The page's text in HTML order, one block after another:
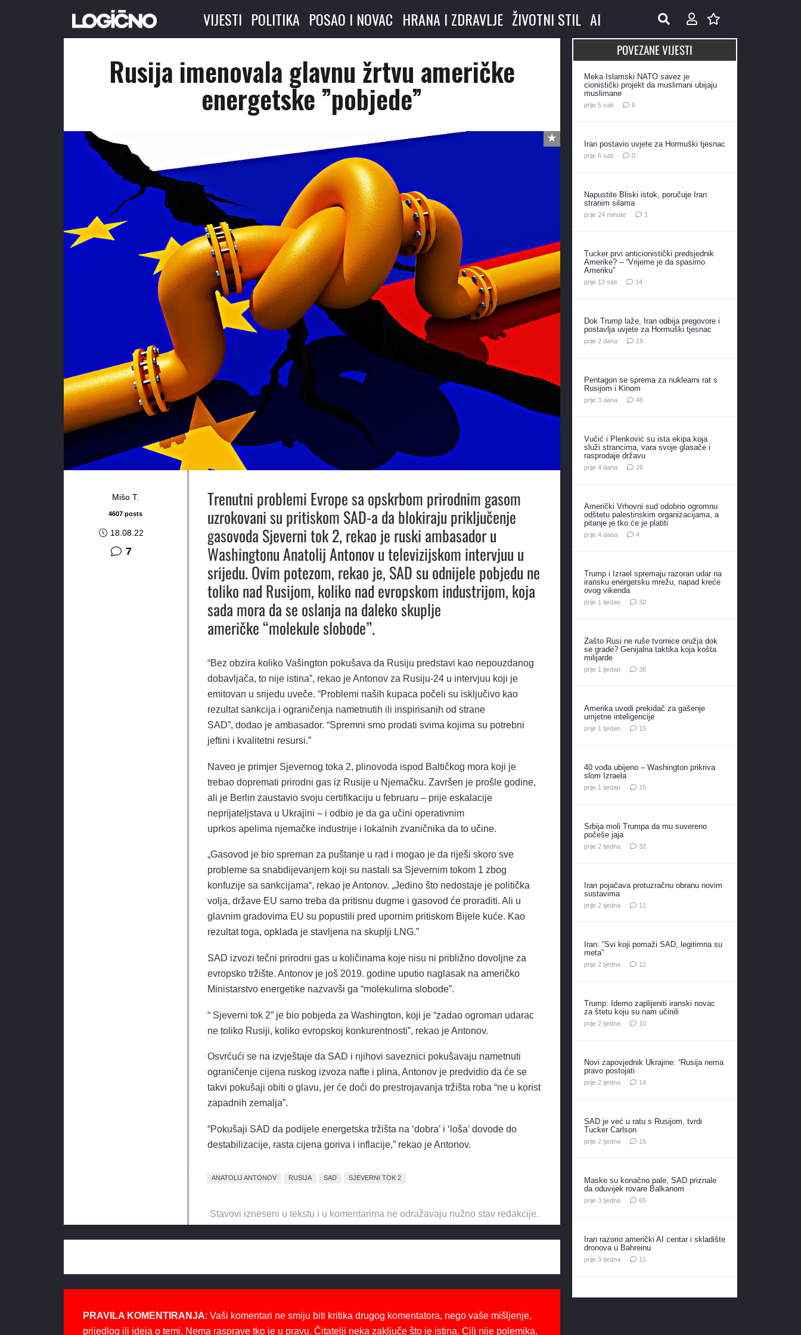
VIJESTI POLITIKA POSAO I NOVAC HRANA I ZDRAVLJE ŽIVOTNI STIL AI
Rusija imenovala glavnu žrtvu američke
energetske ”pobjede”
Mišo T.
4607 posts
18.08.22
7komentara
Trenutni problemi Evrope sa opskrbom prirodnim gasom
uzrokovani su pritiskom SAD-a da blokiraju priključenje
gasovoda Sjeverni tok 2, rekao je ruski ambasador u
Washingtonu Anatolij Antonov u televizijskom intervjuu u
srijedu. Ovim potezom, rekao je, SAD su odnijele pobjedu ne
toliko nad Rusijom, koliko nad evropskom industrijom, koja
sada mora da se oslanja na daleko skuplje
američke “molekule slobode”.
“Bez obzira koliko Vašington pokušava da Rusiju predstavi kao nepouzdanog
dobavljača, to nije istina”, rekao je Antonov za Rusiju-24 u intervjuu koji je
emitovan u srijedu uveče. “Problemi naših kupaca počeli su isključivo kao
rezultat sankcija i ograničenja nametnutih ili inspirisanih od strane
SAD”, dodao je ambasador. “Spremni smo prodati svima kojima su potrebni
jeftini i kvalitetni resursi.”
Naveo je primjer Sjevernog toka 2, plinovoda ispod Baltičkog mora koji je
trebao dopremati prirodni gas iz Rusije u Njemačku. Završen je prošle godine,
ali je Berlin zaustavio svoju certifikaciju u februaru – prije eskalacije
neprijateljstava u Ukrajini – i odbio je da ga učini operativnim
uprkos apelima njemačke industrije i lokalnih zvaničnika da to učine.
„Gasovod je bio spreman za puštanje u rad i mogao je da riješi skoro sve
probleme sa snabdijevanjem koji su nastali sa Sjevernim tokom 1 zbog
konfuzije sa sankcijama“, rekao je Antonov. „Jedino što nedostaje je politička
volja, države EU samo treba da pritisnu dugme i gasovod će proraditi. Ali u
glavnim gradovima EU su popustili pred upornim pritiskom Bijele kuće. Kao
rezultat toga, opklada je stavljena na skuplji LNG.”
SAD izvozi tečni prirodni gas u količinama koje nisu ni približno dovoljne za
evropsko tržište. Antonov je još 2019. godine uputio naglasak na američko
Ministarstvo energetike nazvavši ga “molekulima slobode”.
“ Sjeverni tok 2” je bio pobjeda za Washington, koji je “zadao ogroman udarac
ne toliko Rusiji, koliko evropskoj konkurentnosti”, rekao je Antonov.
Osvrćući se na izvještaje da SAD i njihovi saveznici pokušavaju nametnuti
ograničenje cijena ruskog izvoza nafte i plina, Antonov je predvidio da će se
takvi pokušaji obiti o glavu, jer će doći do prestrojavanja tržišta roba “ne u korist
zapadnih zemalja”.
“Pokušaji SAD da podijele energetska tržišta na ‘dobra’ i ‘loša’ dovode do
destabilizacije, rasta cijena goriva i inflacije,” rekao je Antonov.
ANATOLIJ ANTONOV RUSIJA SAD SJEVERNI TOK 2
Stavovi izneseni u tekstu i u komentarima ne odražavaju nužno stav redakcije.
PRAVILA KOMENTIRANJA: Vaši komentari ne smiju biti kritika drugog komentatora, nego vaše mišljenje,
prijedlog ili ideja o temi. Nema rasprave tko je u pravu. Čitatelji neka zaključe što je istina. Cilj nije polemika,
POVEZANE VIJESTI
Meka Islamski NATO savez je
cionistički projekt da muslimani ubijaju
muslimane
prije 5 sati 6komentara
Iran postavio uvjete za Hormuški tjesnac
prije 6 sati 0
Napustite Bliski istok, poručuje Iran
stranim silama
prije 24 minute 1
Tucker prvi anticionistički predsjednik
Amerike? – “Vrijeme je da spasimo
Ameriku”
prije 13 sati 14komentara
Dok Trump laže, Iran odbija pregovore i
postavlja uvjete za Hormuški tjesnac
prije 2 dana 19komentara
Pentagon se sprema za nuklearni rat s
Rusijom i Kinom
prije 3 dana 46komentara
Vučić i Plenković su ista ekipa koja
služi strancima, vara svoje glasače i
rasprodaje državu
prije 4 dana 26komentara
Američki Vrhovni sud odobrio ogromnu
odštetu palestinskim organizacijama, a
pitanje je tko će je platiti
prije 4 dana 4komentara
Trump i Izrael spremaju razoran udar na
iransku energetsku mrežu, napad kreće
ovog vikenda
prije 1 tjedan 32komentara
Zašto Rusi ne ruše tvornice oružja dok
se grade? Genijalna taktika koja košta
milijarde
prije 1 tjedan 38komentara
Amerika uvodi prekidač za gašenje
umjetne inteligencije
prije 1 tjedan 15komentara
40 vođa ubijeno – Washington prikriva
slom Izraela
prije 1 tjedan 15komentara
Srbija moli Trumpa da mu suvereno
počeše jaja
prije 2 tjedna 32komentara
Iran pojačava protuzračnu obranu novim
sustavima
prije 2 tjedna 11
Iran: “Svi koji pomaži SAD, legitimna su
meta”
prije 2 tjedna 12komentara
Trump: Idemo zaplijeniti iranski novac
za štetu koju su nam učinili
prije 2 tjedna 10komentara
Novi zapovjednik Ukrajine: “Rusija nema
pravo postojati
prije 2 tjedna 14komentara
SAD je već u ratu s Rusijom, tvrdi
Tucker Carlson
prije 2 tjedna 15komentara
Maske su konačno pale, SAD priznale
da oduvijek rovare Balkanom
prije 3 tjedna 65komentara
Iran razorio američki AI centar i skladište
dronova u Bahreinu
prije 3 tjedna 11